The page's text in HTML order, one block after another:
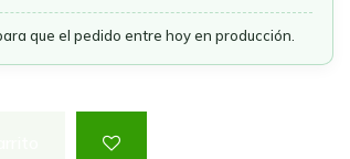
que el pedido entre hoy en producción.